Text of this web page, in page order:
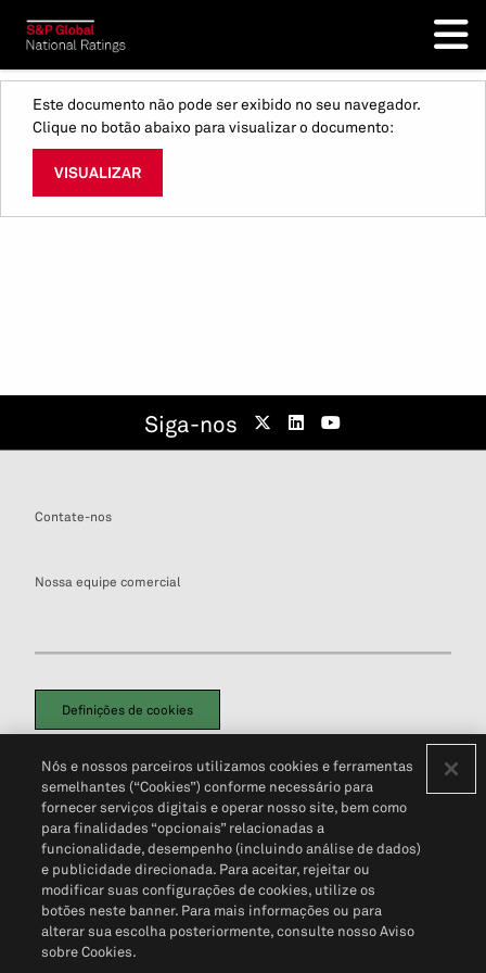
Este documento não pode ser exibido no seu navegador.
Clique no botão abaixo para visualizar o documento:
VISUALIZAR
Siga-nos
Contate-nos
Nossa equipe comercial
Definições de cookies
Política de PrivacidadePortal de privacidade do cliente (em inglês)
Não Venda Minhas Informações Pessoais© 2026 S&P Global
Nós e nossos parceiros utilizamos cookies e ferramentas
semelhantes (“Cookies”) conforme necessário para
fornecer serviços digitais e operar nosso site, bem como
para finalidades “opcionais” relacionadas a
funcionalidade, desempenho (incluindo análise de dados)
e publicidade direcionada. Para aceitar, rejeitar ou
modificar suas configurações de cookies, utilize os
botões neste banner. Para mais informações ou para
alterar sua escolha posteriormente, consulte nosso Aviso
sobre Cookies.